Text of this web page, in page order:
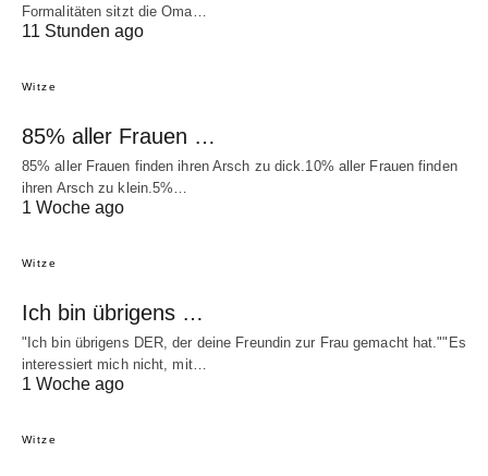
Formalitäten sitzt die Oma…
11 Stunden ago
Witze
85% aller Frauen …
85% aller Frauen finden ihren Arsch zu dick.10% aller Frauen finden
ihren Arsch zu klein.5%…
1 Woche ago
Witze
Ich bin übrigens …
"Ich bin übrigens DER, der deine Freundin zur Frau gemacht hat.""Es
interessiert mich nicht, mit…
1 Woche ago
Witze